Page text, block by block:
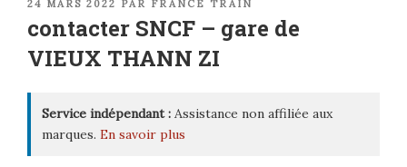
24 MARS 2022 PAR FRANCE TRAIN
contacter SNCF – gare de
VIEUX THANN ZI
Service indépendant : Assistance non affiliée aux
marques. En savoir plus